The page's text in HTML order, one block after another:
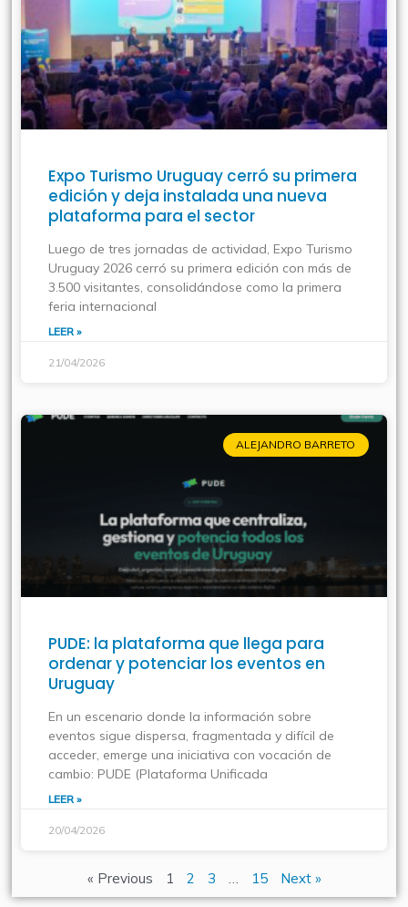
Expo Turismo Uruguay cerró su primera
edición y deja instalada una nueva
plataforma para el sector
Luego de tres jornadas de actividad, Expo Turismo
Uruguay 2026 cerró su primera edición con más de
3.500 visitantes, consolidándose como la primera
feria internacional
LEER »
21/04/2026
ALEJANDRO BARRETO
PUDE: la plataforma que llega para
ordenar y potenciar los eventos en
Uruguay
En un escenario donde la información sobre
eventos sigue dispersa, fragmentada y difícil de
acceder, emerge una iniciativa con vocación de
cambio: PUDE (Plataforma Unificada
LEER »
20/04/2026
« Previous 1 2 3 … 15 Next »